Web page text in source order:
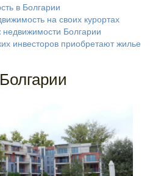
в Болгарии
на своих курортах
Болгарии
инвесторов приобретают жилье